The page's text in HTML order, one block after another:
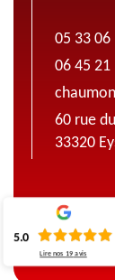
05 33 06
06 45 21
60 rue
33320
© 2022 -
légales
5.0
Lire nos 19 avis